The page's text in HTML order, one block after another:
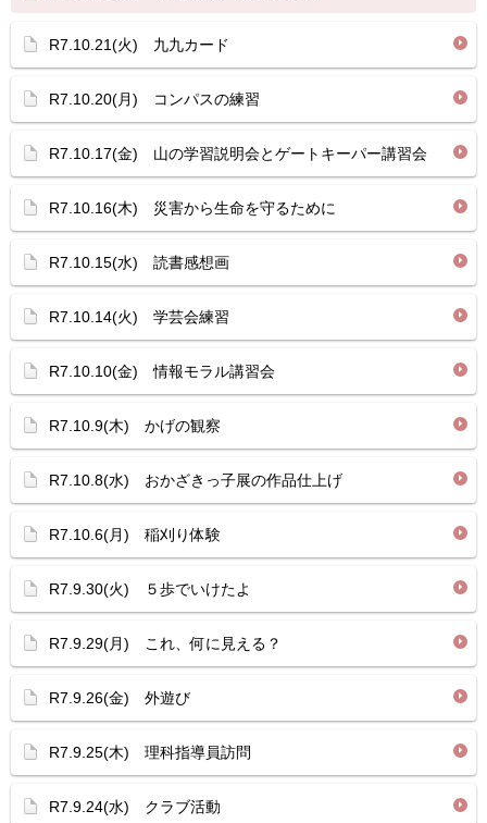
R7.10.21(火) 九九カード
R7.10.20(月) コンパスの練習
R7.10.17(金) 山の学習説明会とゲートキーパー講習会
R7.10.16(木) 災害から生命を守るために
R7.10.15(水) 読書感想画
R7.10.14(火) 学芸会練習
R7.10.10(金) 情報モラル講習会
R7.10.9(木) かげの観察
R7.10.8(水) おかざきっ子展の作品仕上げ
R7.10.6(月) 稲刈り体験
R7.9.30(火) ５歩でいけたよ
R7.9.29(月) これ、何に見える？
R7.9.26(金) 外遊び
R7.9.25(木) 理科指導員訪問
R7.9.24(水) クラブ活動